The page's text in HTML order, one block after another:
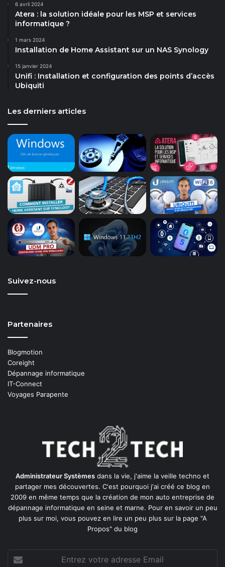
6 avril 2024
Atera : la solution idéale pour les MSP et services
informatique ?
1 mars 2024
Installation de Home Assistant sur un NAS Synology
15 janvier 2024
Unifi : Installation et configuration des points d’accès
Ubiquiti
Les derniers articles
Suivez-nous
Partenaires
Blogmotion
Coreight
Dépannage informatique
IT-Connect
Voyages Parapente
Administrateur Systèmes dans la vie, j'aime la veille techno et
partager mes découvertes. C'est pourquoi j'ai créé ce blog en
2009 en même temps que la création de mon auto entreprise de
dépannage informatique en seine et marne. Pour en savoir un peu
plus sur moi, vous pouvez en lire un peu plus sur la page "A
Propos" du blog
votre